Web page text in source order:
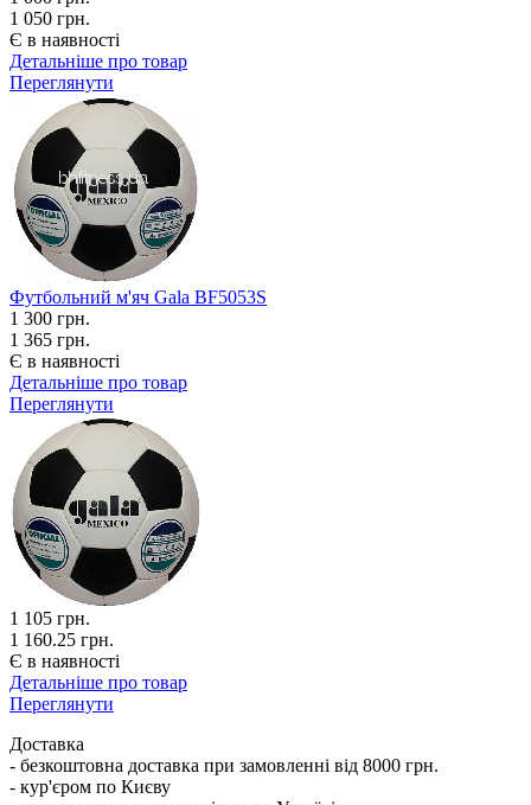
1 050 грн.
Є в наявності
Детальніше про товар
Переглянути
Футбольний м'яч Gala BF5053S
1 300 грн.
1 365 грн.
Є в наявності
Детальніше про товар
Переглянути
1 105 грн.
1 160.25 грн.
Є в наявності
Детальніше про товар
Переглянути
Доставка
- безкоштовна доставка при замовленні від 8000 грн.
- кур'єром по Києву